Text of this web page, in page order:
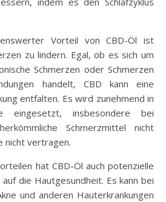
Vorteil von CBD-Öl ist
zu lindern. Egal, ob es sich um
Schmerzen oder Schmerzen
handelt, CBD kann eine
entfalten. Es wird zunehmend in
eingesetzt, insbesondere bei
Schmerzmittel nicht
nicht vertragen.
hat CBD-Öl auch potenzielle
die Hautgesundheit. Es kann bei
und anderen Hauterkrankungen